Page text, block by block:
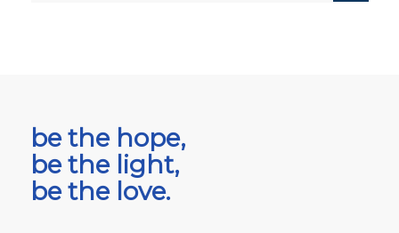
be the hope,
be the light,
be the love.